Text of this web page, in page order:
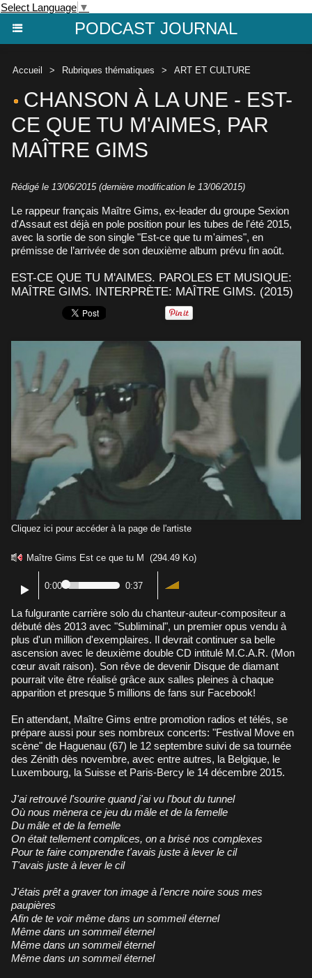
Select Language ▼
PODCAST JOURNAL
Accueil > Rubriques thématiques > ART ET CULTURE
CHANSON À LA UNE - EST-
CE QUE TU M'AIMES, PAR
MAÎTRE GIMS
Rédigé le 13/06/2015 (dernière modification le 13/06/2015)
Le rappeur français Maître Gims, ex-leader du groupe Sexion
d'Assaut est déjà en pole position pour les tubes de l'été 2015,
avec la sortie de son single "Est-ce que tu m'aimes", en
prémisse de l’arrivée de son deuxième album prévu fin août.
EST-CE QUE TU M'AIMES. PAROLES ET MUSIQUE:
MAÎTRE GIMS. INTERPRÈTE: MAÎTRE GIMS. (2015)
Cliquez ici pour accéder à la page de l'artiste
Maître Gims Est ce que tu M (294.49 Ko)
0:00 0:37
La fulgurante carrière solo du chanteur-auteur-compositeur a
débuté dès 2013 avec "Subliminal", un premier opus vendu à
plus d'un million d'exemplaires. Il devrait continuer sa belle
ascension avec le deuxième double CD intitulé M.C.A.R. (Mon
cœur avait raison). Son rêve de devenir Disque de diamant
pourrait vite être réalisé grâce aux salles pleines à chaque
apparition et presque 5 millions de fans sur Facebook!
En attendant, Maître Gims entre promotion radios et télés, se
prépare aussi pour ses nombreux concerts: "Festival Move en
scène" de Haguenau (67) le 12 septembre suivi de sa tournée
des Zénith dès novembre, avec entre autres, la Belgique, le
Luxembourg, la Suisse et Paris-Bercy le 14 décembre 2015.
J'ai retrouvé l'sourire quand j'ai vu l'bout du tunnel
Où nous mènera ce jeu du mâle et de la femelle
Du mâle et de la femelle
On était tellement complices, on a brisé nos complexes
Pour te faire comprendre t'avais juste à lever le cil
T'avais juste à lever le cil
J'étais prêt a graver ton image à l'encre noire sous mes
paupières
Afin de te voir même dans un sommeil éternel
Même dans un sommeil éternel
Même dans un sommeil éternel
Même dans un sommeil éternel